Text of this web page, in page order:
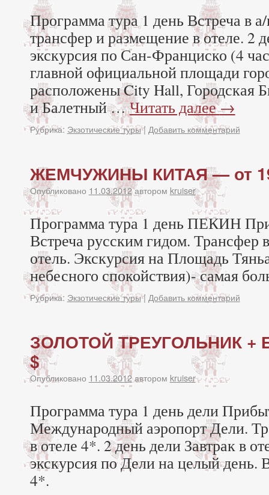
Программа тура 1 день Встреча в
трансфер и размещение в отеле. 2
экскурсия по Сан-Франциско (4
главной официальной площади
расположены City Hall, Городская
и Балетный …Читать далее→
Рубрика: Экзотические туры | Добавить комментарий
ЖЕМЧУЖИНЫ КИТАЯ — от
Опубликовано 11.03.2012автором kruiser
Программа тура 1 день ПЕКИН
Встреча русским гидом. Трансфер
отель. Экскурсия на Площадь
небесного спокойствия)- самая
Рубрика: Экзотические туры | Добавить комментарий
ЗОЛОТОЙ ТРЕУГОЛЬНИК +
$
Опубликовано 11.03.2012автором kruiser
Программа тура 1 день дели
Международный аэропорт Дели.
в отеле 4*. 2 день дели Завтрак в
экскурсия по Дели на целый день.
4*.